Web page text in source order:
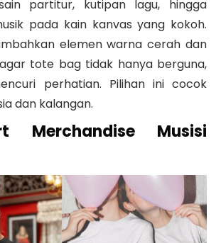
partitur, kutipan lagu, hingga
pada kain kanvas yang kokoh.
elemen warna cerah dan
tote bag tidak hanya berguna,
perhatian. Pilihan ini cocok
dan kalangan.
Merchandise Musisi